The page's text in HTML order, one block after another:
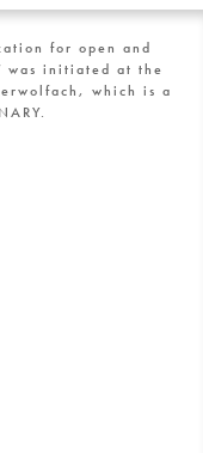
for open and
was initiated at the
which is a